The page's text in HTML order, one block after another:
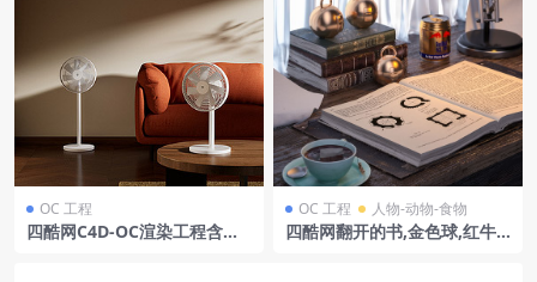
OC 工程
四酷网C4D-OC渲染工程含米
OC 工程 人物-动物-食物
四酷网翻开的书,金色球,红牛